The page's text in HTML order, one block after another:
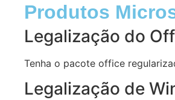
Produtos
Legalização do
Tenha o pacote office
Legalização de